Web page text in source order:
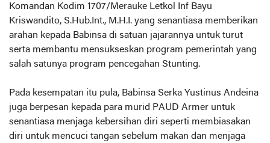
Komandan Kodim 1707/Merauke Letkol Inf Bayu
Kriswandito, S.Hub.Int., M.H.I. yang senantiasa memberikan
arahan kepada Babinsa di satuan jajarannya untuk turut
serta membantu mensukseskan program pemerintah yang
salah satunya program pencegahan Stunting.
Pada kesempatan itu pula, Babinsa Serka Yustinus Andeina
juga berpesan kepada para murid PAUD Armer untuk
senantiasa menjaga kebersihan diri seperti membiasakan
diri untuk mencuci tangan sebelum makan dan menjaga